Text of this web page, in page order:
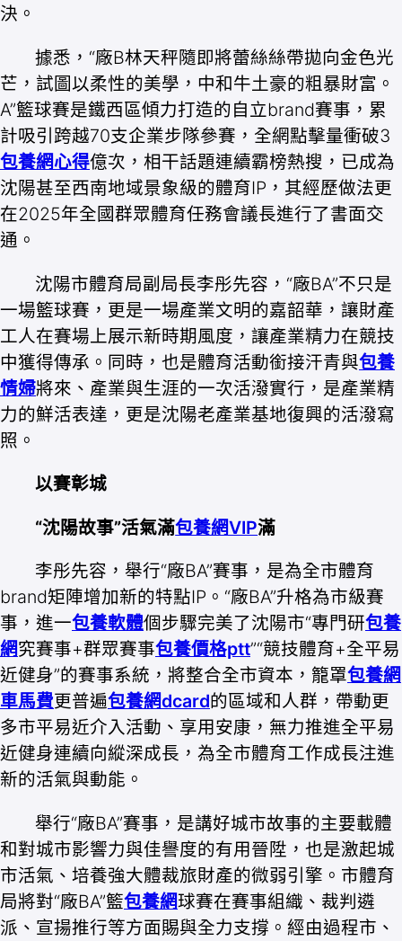
決。
據悉，“廠B林天秤隨即將蕾絲絲帶拋向金色光
芒，試圖以柔性的美學，中和牛土豪的粗暴財富。
A”籃球賽是鐵西區傾力打造的自立brand賽事，累
計吸引跨越70支企業步隊參賽，全網點擊量衝破3
包養網心得億次，相干話題連續霸榜熱搜，已成為
沈陽甚至西南地域景象級的體育IP，其經歷做法更
在2025年全國群眾體育任務會議長進行了書面交
通。
沈陽市體育局副局長李彤先容，“廠BA”不只是
一場籃球賽，更是一場產業文明的嘉韶華，讓財產
工人在賽場上展示新時期風度，讓產業精力在競技
中獲得傳承。同時，也是體育活動銜接汗青與包養
情婦將來、產業與生涯的一次活潑實行，是產業精
力的鮮活表達，更是沈陽老產業基地復興的活潑寫
照。
以賽彰城
“沈陽故事”活氣滿包養網VIP滿
李彤先容，舉行“廠BA”賽事，是為全市體育
brand矩陣增加新的特點IP。“廠BA”升格為市級賽
事，進一包養軟體個步驟完美了沈陽市“專門研包養
網究賽事+群眾賽事包養價格ptt”“競技體育+全平易
近健身”的賽事系統，將整合全市資本，籠罩包養網
車馬費更普遍包養網dcard的區域和人群，帶動更
多市平易近介入活動、享用安康，無力推進全平易
近健身連續向縱深成長，為全市體育工作成長注進
新的活氣與動能。
舉行“廠BA”賽事，是講好城市故事的主要載體
和對城市影響力與佳譽度的有用晉陞，也是激起城
市活氣、培養強大體裁旅財產的微弱引擎。市體育
局將對“廠BA”籃包養網球賽在賽事組織、裁判遴
派、宣揚推行等方面賜與全力支撐。經由過程市、